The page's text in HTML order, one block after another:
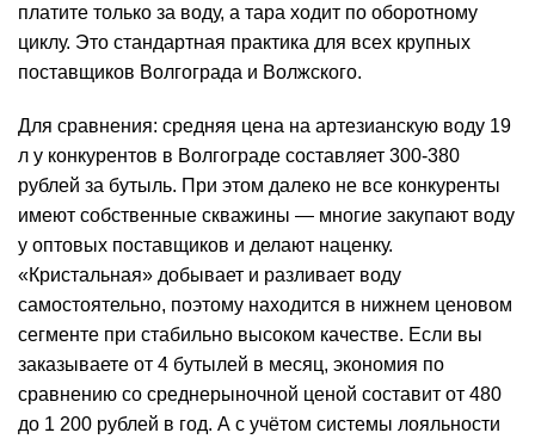
платите только за воду, а тара ходит по оборотному
циклу. Это стандартная практика для всех крупных
поставщиков Волгограда и Волжского.
Для сравнения: средняя цена на артезианскую воду 19
л у конкурентов в Волгограде составляет 300-380
рублей за бутыль. При этом далеко не все конкуренты
имеют собственные скважины — многие закупают воду
у оптовых поставщиков и делают наценку.
«Кристальная» добывает и разливает воду
самостоятельно, поэтому находится в нижнем ценовом
сегменте при стабильно высоком качестве. Если вы
заказываете от 4 бутылей в месяц, экономия по
сравнению со среднерыночной ценой составит от 480
до 1 200 рублей в год. А с учётом системы лояльности